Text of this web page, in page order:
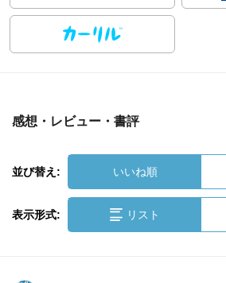
感想・レビュー・書評
並び替え: いいね順
表示形式: リスト